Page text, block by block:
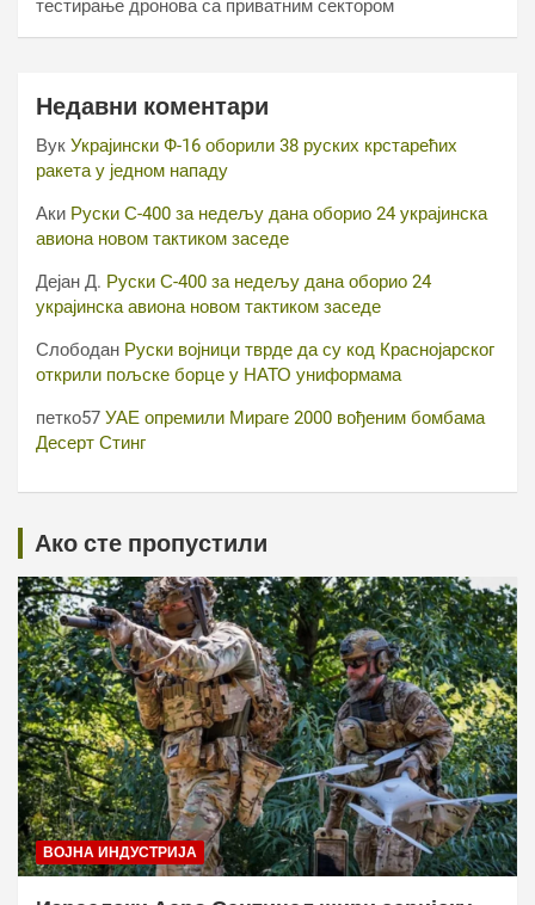
тестирање дронова са приватним сектором
Недавни коментари
Вук Украјински Ф-16 оборили 38 руских крстарећих
ракета у једном нападу
Аки Руски С-400 за недељу дана оборио 24 украјинска
авиона новом тактиком заседе
Дејан Д. Руски С-400 за недељу дана оборио 24
украјинска авиона новом тактиком заседе
Слободан Руски војници тврде да су код Краснојарског
открили пољске борце у НАТО униформама
петко57 УАЕ опремили Мираге 2000 вођеним бомбама
Десерт Стинг
Ако сте пропустили
ВОЈНА ИНДУСТРИЈА